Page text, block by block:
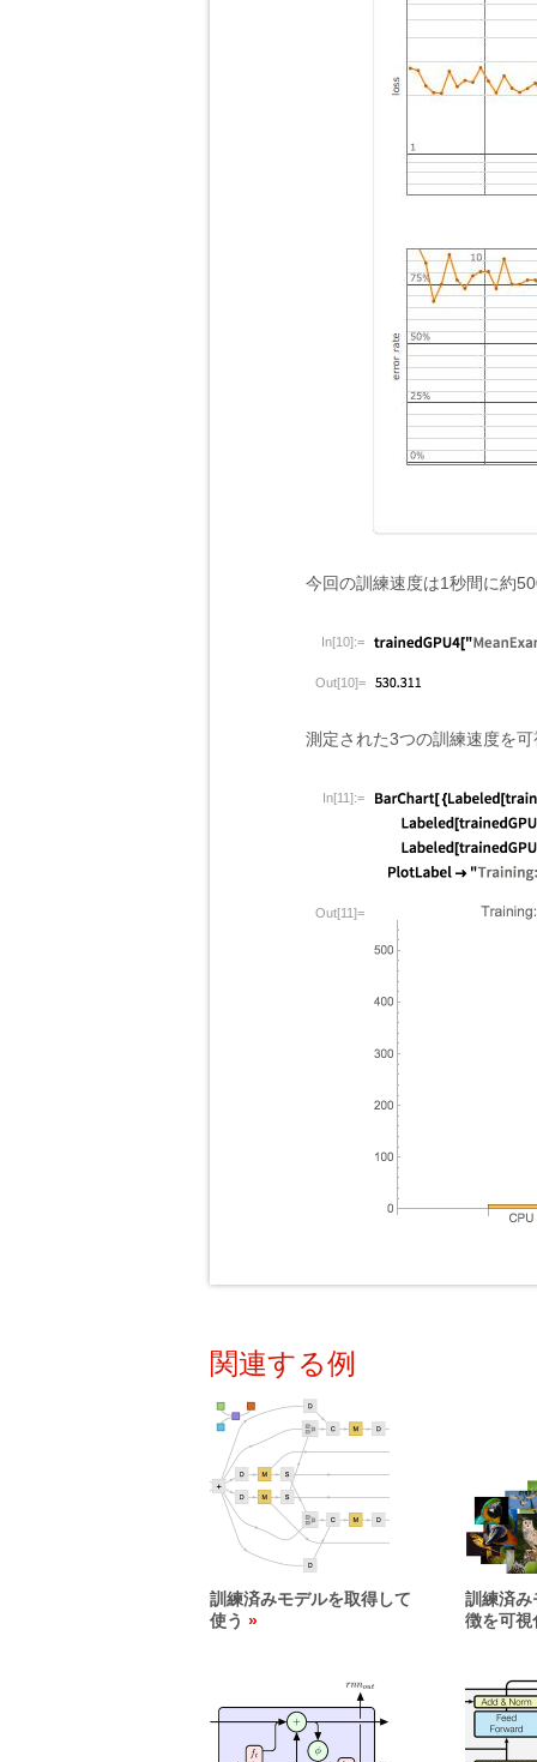
今回の訓練速度は1秒間に約
In[10]:=
Out[10]=
測定された3つの訓練速度を
In[11]:=
Out[11]=
関連する例
訓練済みモデルを取得して
使う
訓練済み
徴を可視